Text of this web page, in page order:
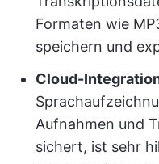
Formaten wie
speichern und
Cloud-
Aufnahmen und
sichert, ist sehr